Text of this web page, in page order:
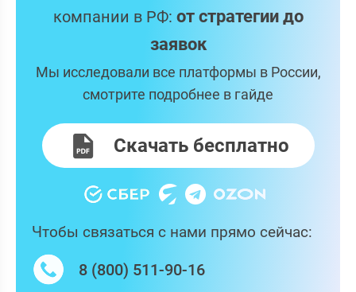
компании в РФ: от стратегии до
заявок
Мы исследовали все платформы в России,
смотрите подробнее в гайде
Скачать бесплатно
Чтобы связаться с нами прямо сейчас:
8 (800) 511-90-16